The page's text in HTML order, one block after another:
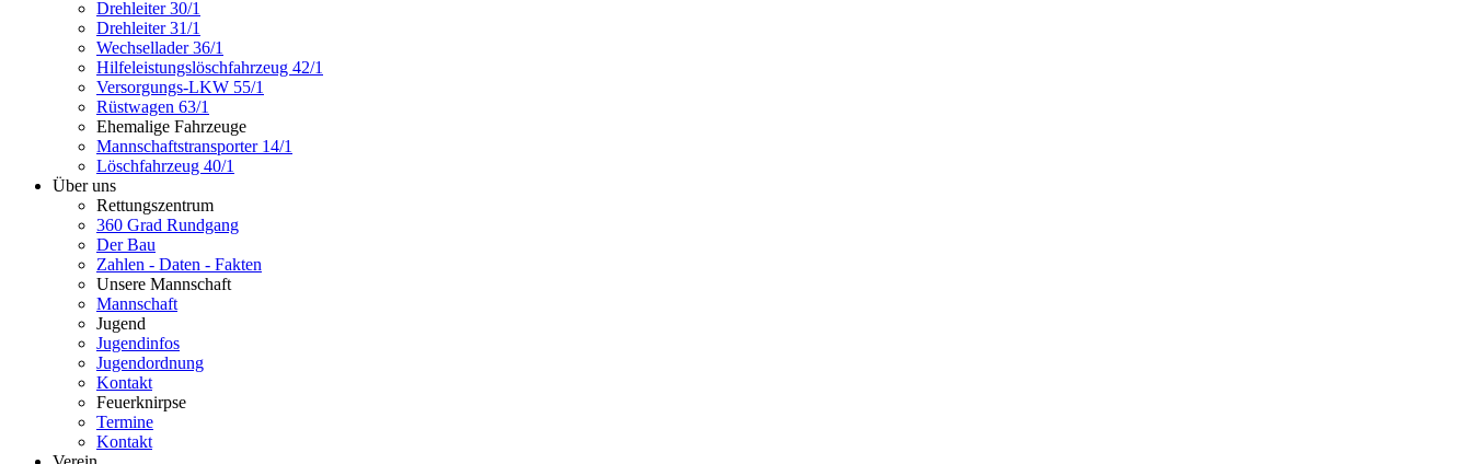
Drehleiter 30/1
Drehleiter 31/1
Wechsellader 36/1
Hilfeleistungslöschfahrzeug 42/1
Versorgungs-LKW 55/1
Rüstwagen 63/1
Ehemalige Fahrzeuge
Mannschaftstransporter 14/1
Löschfahrzeug 40/1
Über uns
Rettungszentrum
360 Grad Rundgang
Der Bau
Zahlen - Daten - Fakten
Unsere Mannschaft
Mannschaft
Jugend
Jugendinfos
Jugendordnung
Kontakt
Feuerknirpse
Termine
Kontakt